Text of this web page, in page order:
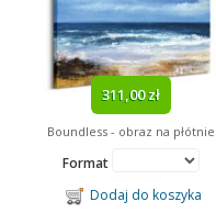
311,00 zł
Boundless - obraz na płótnie
Format
Dodaj do koszyka